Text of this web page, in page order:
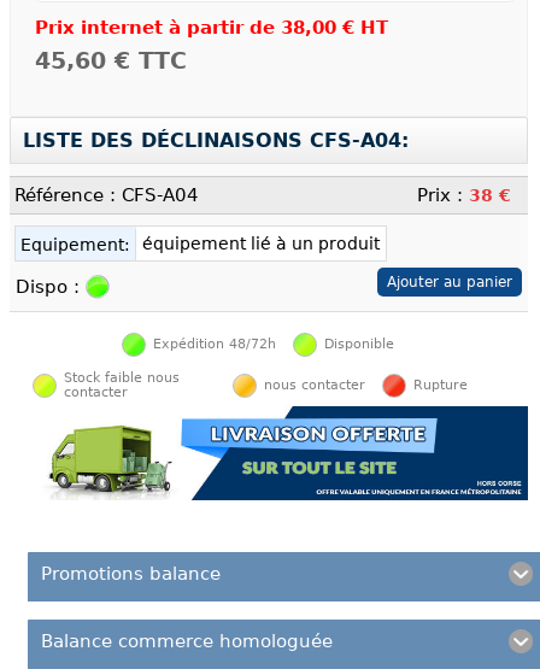
Prix internet à partir de 38,00 € HT
45,60 € TTC
LISTE DES DÉCLINAISONS CFS-A04:
Référence : CFS-A04 Prix : 38 €
Equipement: équipement lié à un produit
Dispo :
Expédition 48/72h Disponible
Stock faible nous
contacter
nous contacter Rupture
Promotions balance
Balance commerce homologuée